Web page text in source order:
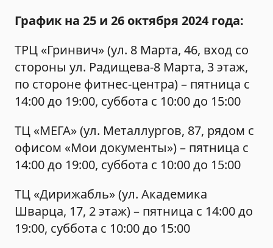
График на 25 и 26 октября 2024 года:
ТРЦ «Гринвич» (ул. 8 Марта, 46, вход со
стороны ул. Радищева-8 Марта, 3 этаж,
по стороне фитнес-центра) – пятница с
14:00 до 19:00, суббота с 10:00 до 15:00
ТЦ «МЕГА» (ул. Металлургов, 87, рядом с
офисом «Мои документы») – пятница с
14:00 до 19:00, суббота с 10:00 до 15:00
ТЦ «Дирижабль» (ул. Академика
Шварца, 17, 2 этаж) – пятница с 14:00 до
19:00, суббота с 10:00 до 15:00